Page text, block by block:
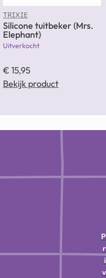
TRIXIE
Silicone tuitbeker (Mrs.
Elephant)
Uitverkocht
€ 15,95
Bekijk product
P
r
i
v